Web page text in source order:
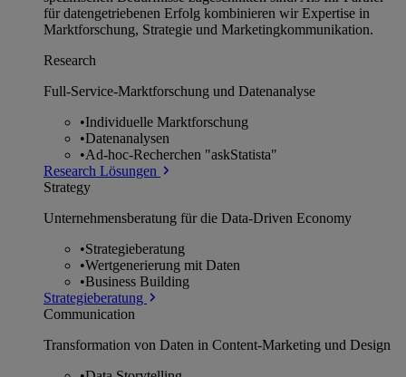
für datengetriebenen Erfolg kombinieren wir Expertise in
Marktforschung, Strategie und Marketingkommunikation.
Research
Full-Service-Marktforschung und Datenanalyse
•Individuelle Marktforschung
•Datenanalysen
•Ad-hoc-Recherchen "askStatista"
Research Lösungen
Strategy
Unternehmens­beratung für die Data-Driven Economy
•Strategieberatung
•Wertgenerierung mit Daten
•Business Building
Strategieberatung
Communication
Transformation von Daten in Content-Marketing und Design